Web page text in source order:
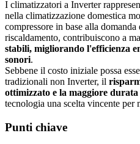
I climatizzatori a Inverter
nella climatizzazione domestica
compressore in base alla
riscaldamento, contribuiscono a
stabili, migliorando l'efficienza
sonori.
Sebbene il costo iniziale possa
tradizionali non Inverter, il
ottimizzato e la maggiore durata
tecnologia una scelta vincente per
Punti chiave